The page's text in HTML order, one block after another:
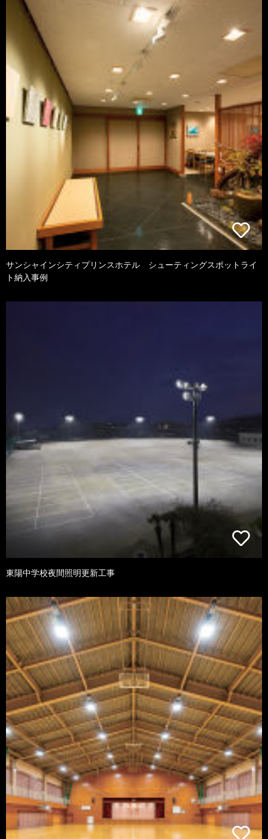
サンシャインシティプリンスホテル シューティングスポットライ
ト納入事例
東陽中学校夜間照明更新工事